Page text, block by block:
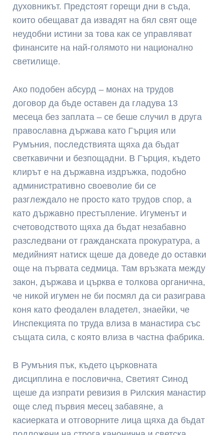
духовникът. Предстоят горещи дни в съда,
които обещават да извадят на бял свят още
неудобни истини за това как се управляват
финансите на най-голямото ни национално
светилище.
Ако подобен абсурд – монах на трудов
договор да бъде оставен да гладува 13
месеца без заплата – се беше случил в друга
православна държава като Гърция или
Румъния, последствията щяха да бъдат
светкавични и безпощадни. В Гърция, където
клирът е на държавна издръжка, подобно
административно своеволие би се
разглеждало не просто като трудов спор, а
като държавно престъпление. Игуменът и
счетоводството щяха да бъдат незабавно
разследвани от гражданската прокуратура, а
медийният натиск щеше да доведе до оставки
още на първата седмица. Там връзката между
закон, държава и църква е толкова органична,
че никой игумен не би посмял да си разиграва
коня като феодален владетел, знаейки, че
Инспекцията по труда влиза в манастира със
същата сила, с която влиза в частна фабрика.
В Румъния пък, където църковната
дисциплина е пословична, Светият Синод
щеше да изпрати ревизия в Рилския манастир
още след първия месец забавяне, а
касиерката и отговорните лица щяха да бъдат